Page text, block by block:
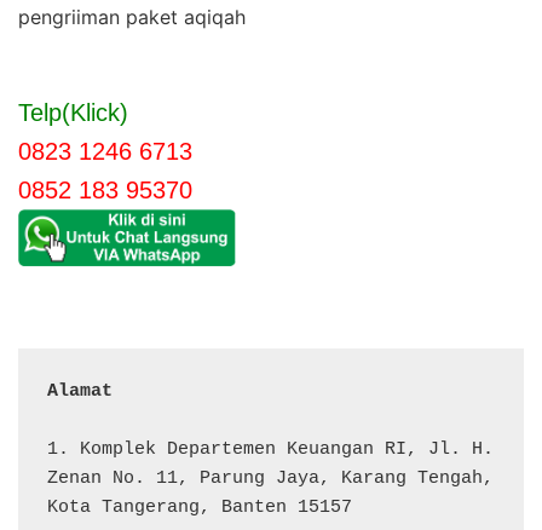
pengriiman paket aqiqah
Telp(Klick)
0823 1246 6713
0852 183 95370
Alamat
1. Komplek Departemen Keuangan RI, Jl. H.
Zenan No. 11, Parung Jaya, Karang Tengah,
Kota Tangerang, Banten 15157